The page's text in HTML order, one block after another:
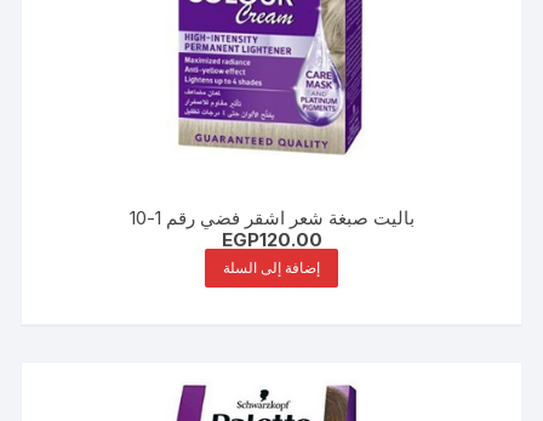
باليت صبغة شعر اشقر فضي رقم 1-10
EGP120.00
إضافة إلى السلة